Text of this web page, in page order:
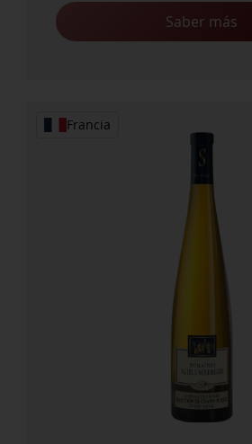
Saber más
Francia